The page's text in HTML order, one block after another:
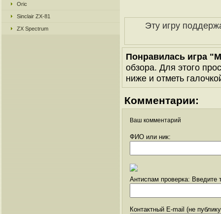
Oric
Sinclair ZX-81
ZX Spectrum Эту игру
Понравилась игра
обзора. Для этого
ниже и отметь
Комментарии:
Ваш комментарий
ФИО или ник:
Антиспам проверка: Введите
Контактный E-mail (не